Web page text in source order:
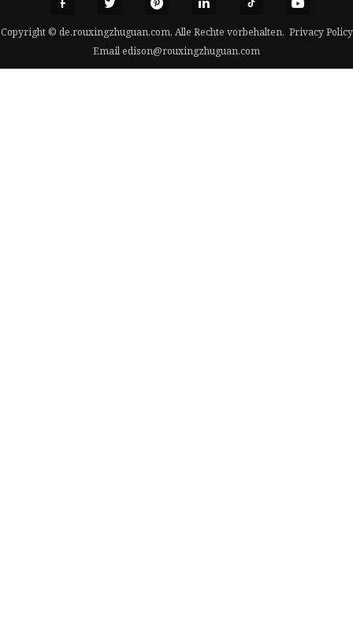
Copyright © de.rouxingzhuguan.com, Alle Rechte vorbehalten. Privacy Policy
Emailedison@rouxingzhuguan.com